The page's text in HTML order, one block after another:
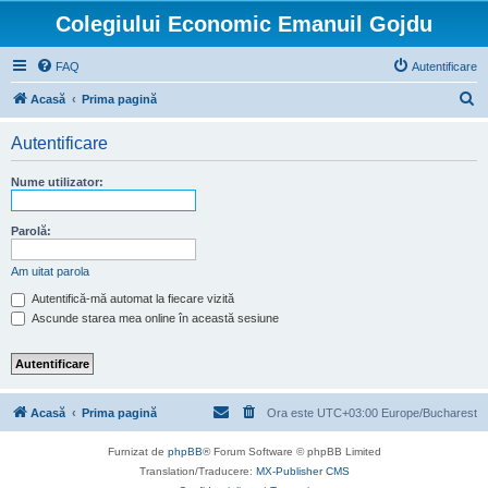
Colegiului Economic Emanuil Gojdu
FAQ Autentificare
Acasă Prima pagină
Autentificare
Nume utilizator:
Parolă:
Am uitat parola
Autentifică-mă automat la fiecare vizită
Ascunde starea mea online în această sesiune
Acasă Prima pagină Ora este UTC+03:00 Europe/Bucharest
Furnizat de phpBB® Forum Software © phpBB Limited
Translation/Traducere: MX-Publisher CMS